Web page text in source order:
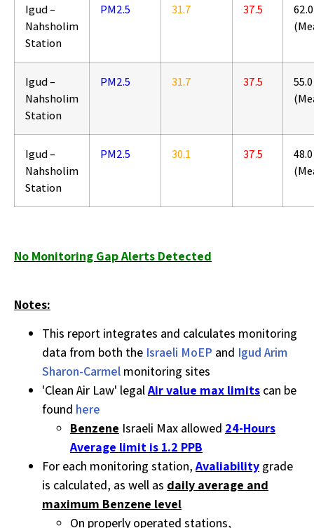
Igud –
Nahsholim
Station
PM2.5 31.7 37.5
62.0
Igud –
Nahsholim
Station
PM2.5 31.7 37.5
55.0
Igud –
Nahsholim
Station
PM2.5 30.1 37.5
48.0
No Monitoring Gap Alerts Detected
Notes:
This report integrates and calculates monitoring
data from both the Israeli MoEP and Igud Arim
Sharon-Carmel monitoring sites
'Clean Air Law' legalAir value max limits can be
found here
Benzene Israeli Max allowed 24-Hours
Average limit is 1.2 PPB
For each monitoring station,Avaliability grade
is calculated, as well as daily average and
maximum Benzene level
On properly operated stations,